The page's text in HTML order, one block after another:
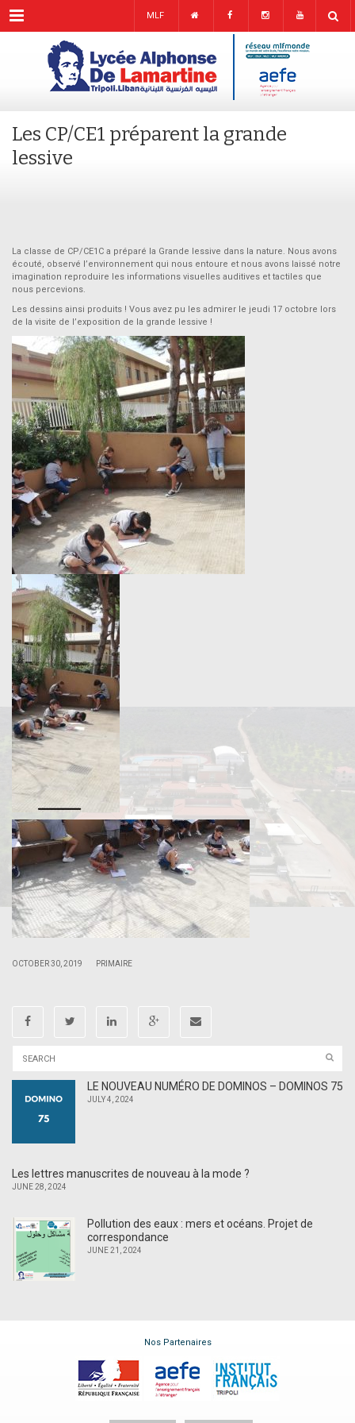
Menu MLF
Les CP/CE1 préparent la grande
lessive
La classe de CP/CE1C a préparé la Grande lessive dans la nature. Nous avons
écouté, observé l’environnement qui nous entoure et nous avons laissé notre
imagination reproduire les informations visuelles auditives et tactiles que
nous percevions.
Les dessins ainsi produits ! Vous avez pu les admirer le jeudi 17 octobre lors
de la visite de l’exposition de la grande lessive !
OCTOBER 30, 2019 PRIMAIRE
LE NOUVEAU NUMÉRO DE DOMINOS – DOMINOS 75
JULY 4, 2024
Les lettres manuscrites de nouveau à la mode ?
JUNE 28, 2024
Pollution des eaux : mers et océans. Projet de
correspondance
JUNE 21, 2024
Nos Partenaires